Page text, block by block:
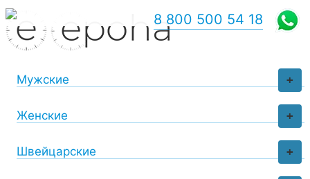
+
Мужские
+
Женские
+
Швейцарские
8 800 500 54 18